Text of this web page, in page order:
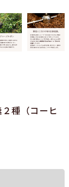
種（コーヒ